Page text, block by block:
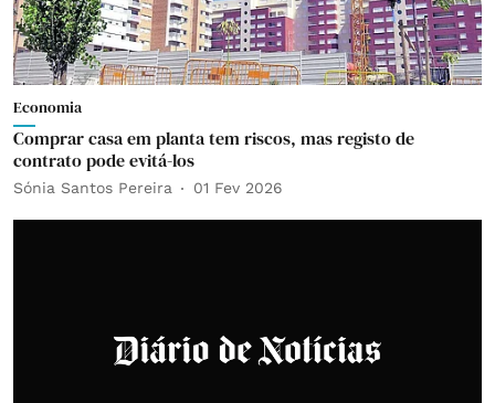
Economia
Comprar casa em planta tem riscos, mas registo de
contrato pode evitá-los
Sónia Santos Pereira 01 Fev 2026